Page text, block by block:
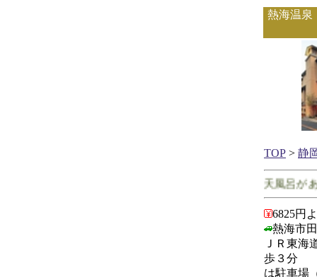
熱海温
TOP > 静
静岡県で客室に露天風呂があ
6825円
熱海市
ＪＲ東海
歩３分
は駐車場